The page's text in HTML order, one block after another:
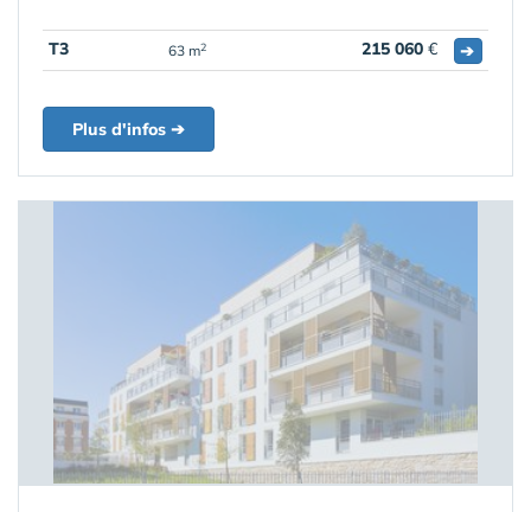
T3 63 m2 215 060 € ➔
Plus d'infos ➔